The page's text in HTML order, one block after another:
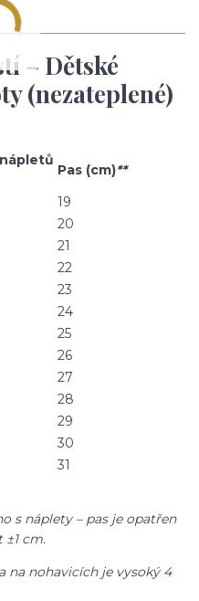
– Dětské
(nezateplené)
Pas (cm)**
19
20
21
22
23
24
25
26
27
28
29
30
31
s náplety – pas je opatřen
cm.
na nohavicích je vysoký 4